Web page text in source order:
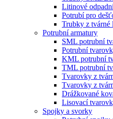
Litinové
Potrubí pro
Trubky z
Potrubní armatury
SML potrubní
Potrubní
KML potrubní
TML potrubní
Tvarovky z
Tvarovky z
Drážkované
Lisovací
Spojky a svorky